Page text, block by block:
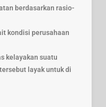
berdasarkan rasio-
kondisi perusahaan
kelayakan suatu
layak untuk di